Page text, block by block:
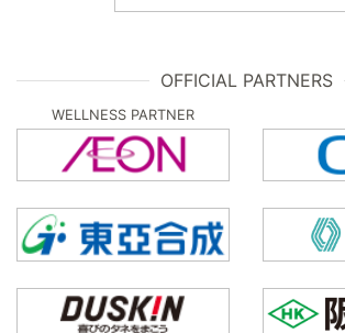
OFFICIAL PARTNERS
WELLNESS PARTNER